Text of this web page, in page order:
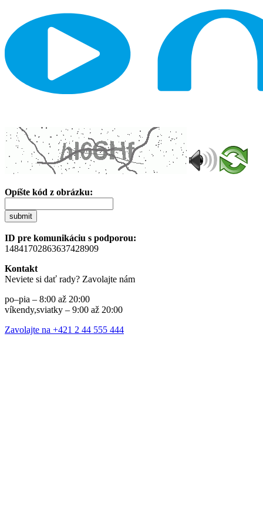
Opíšte kód z obrázku:
submit
ID pre komunikáciu s podporou:
14841702863637428909
Kontakt
Neviete si dať rady? Zavolajte nám
po–pia – 8:00 až 20:00
víkendy,sviatky – 9:00 až 20:00
Zavolajte na +421 2 44 555 444